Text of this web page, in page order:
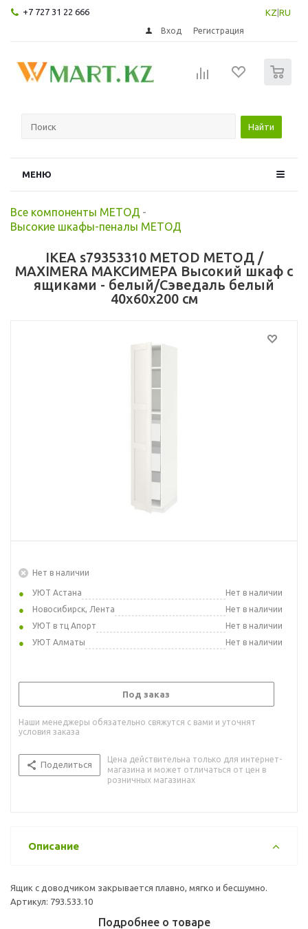
+7 727 31 22 666 KZ RU
Вход Регистрация
Найти
МЕНЮ
Все компоненты МЕТОД -
Высокие шкафы-пеналы МЕТОД
IKEA s79353310 METOD МЕТОД /
MAXIMERA МАКСИМЕРА Высокий шкаф с
ящиками - белый/Сэведаль белый
40x60x200 см
Нет в наличии
УЮТ Астана
Нет в наличии
Новосибирск, Лента
Нет в наличии
УЮТ в тц Апорт
Нет в наличии
УЮТ Алматы
Нет в наличии
Под заказ
Наши менеджеры обязательно свяжутся с вами и уточнят
условия заказа
Поделиться
Цена действительна только для интернет-
магазина и может отличаться от цен в
розничных магазинах
Описание
Ящик с доводчиком закрывается плавно, мягко и бесшумно.
Артикул: 793.533.10
Подробнее о товаре